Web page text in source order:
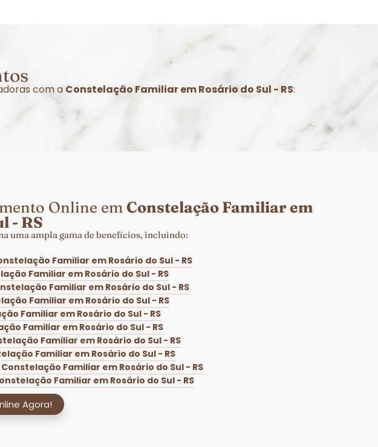
com a Constelação Familiar em Rosário do Sul - RS:
Online em Constelação Familiar em
- RS
uma ampla gama de benefícios, incluindo:
Familiar em Rosário do Sul - RS
Familiar em Rosário do Sul - RS
Familiar em Rosário do Sul - RS
Familiar em Rosário do Sul - RS
Familiar em Rosário do Sul - RS
Familiar em Rosário do Sul - RS
Familiar em Rosário do Sul - RS
Familiar em Rosário do Sul - RS
Constelação Familiar em Rosário do Sul - RS
Familiar em Rosário do Sul - RS
Agora!